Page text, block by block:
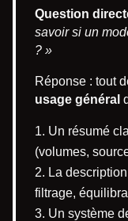
Question
savoir si un
? »
Réponse : tout
usage général
Un résumé
(volumes,
La
filtrage,
Un système